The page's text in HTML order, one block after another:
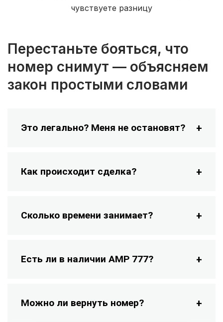
чувствуете разницу
Перестаньте бояться, что
номер снимут — объясняем
закон простыми словами
Это легально? Меня не остановят?
Как происходит сделка?
Сколько времени занимает?
Есть ли в наличии АМР 777?
Можно ли вернуть номер?